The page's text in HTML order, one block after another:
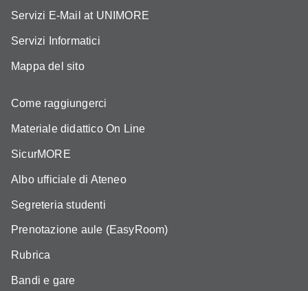
Servizi E-Mail at UNIMORE
Servizi Informatici
Mappa del sito
Come raggiungerci
Materiale didattico On Line
SicurMORE
Albo ufficiale di Ateneo
Segreteria studenti
Prenotazione aule (EasyRoom)
Rubrica
Bandi e gare